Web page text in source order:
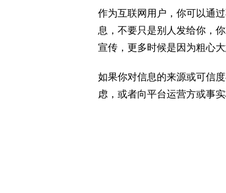
作为互联网用户，你可以通
息，不要只是别人发给你，
宣传，更多时候是因为粗心
如果你对信息的来源或可信
虑，或者向平台运营方或事